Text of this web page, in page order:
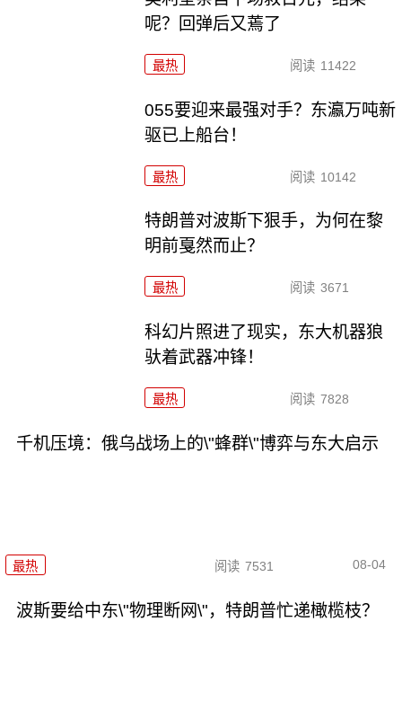
呢？回弹后又蔫了
最热 阅读 11422
055要迎来最强对手？东瀛万吨新
驱已上船台！
最热 阅读 10142
特朗普对波斯下狠手，为何在黎
明前戛然而止？
最热 阅读 3671
科幻片照进了现实，东大机器狼
驮着武器冲锋！
最热 阅读 7828
千机压境：俄乌战场上的\"蜂群\"博弈与东大启示
最热 阅读 7531 08-04
波斯要给中东\"物理断网\"，特朗普忙递橄榄枝？